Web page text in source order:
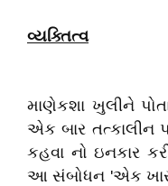
વ્યક્તિત્વ
માણેકશા ખુલીને
એક બાર તત્કાલીન
કહવા નો ઇનકાર
આ સંબોધન 'એક ખાસ